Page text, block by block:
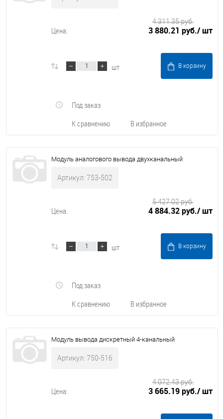
Цена: 3 880.21 руб./ шт
4 311.35 руб.
шт В корзину
К сравнению В избранное
Под заказ
Модуль аналогового вывода двухканальный
Артикул: 753-502
Цена: 4 884.32 руб./ шт
5 427.02 руб.
шт В корзину
К сравнению В избранное
Под заказ
Модуль вывода дискретный 4-канальный
Артикул: 750-516
Цена: 3 665.19 руб./ шт
4 072.43 руб.